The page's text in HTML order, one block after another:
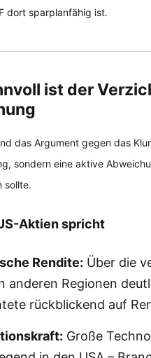
dort sparplanfähig ist.
ist der
das Argument gegen das
sondern eine aktive
sollte.
Aktien spricht
Rendite: Über die
anderen Regionen
rückblickend auf
Große